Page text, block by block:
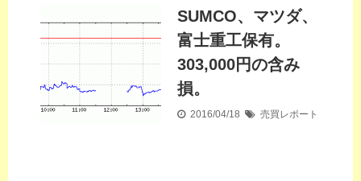
SUMCO、マツダ、
富士重工保有。
303,000円の含み
損。
2016/04/18 売買レポート